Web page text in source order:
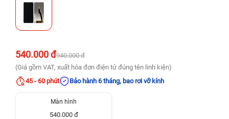
540.000 đ940.000 đ
(Giá gồm VAT, xuất hóa đơn điện tử đúng tên linh kiện)
45 - 60 phút
Bảo hành 6 tháng, bao rơi vỡ kính
Màn hình
540.000 đ